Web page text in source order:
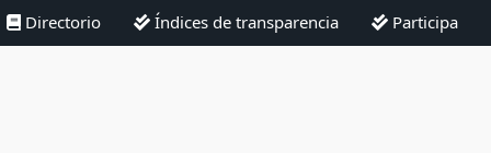
Directorio Índices de transparencia Participa